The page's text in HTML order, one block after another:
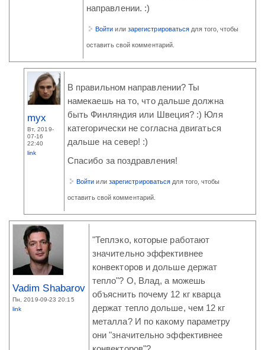
направлении. :)
Войти или зарегистрироваться для того, чтобы
оставить свой комментарий.
myx
Вт, 2019-
07-16
22:40
link
В правильном направлении? Ты
намекаешь на то, что дальше должна
быть Финляндия или Швеция? :) Юля
категорически не согласна двигаться
дальше на север! :)
Спасибо за поздравления!
Войти или зарегистрироваться для того, чтобы
оставить свой комментарий.
Vadim Shabarov
Пн, 2019-09-23 20:15
link
"Теплэко, которые работают
значительно эффективнее
конвекторов и дольше держат
тепло"? О, Влад, а можешь
объяснить почему 12 кг кварца
держат тепло дольше, чем 12 кг
металла? И по какому параметру
они "значительно эффективнее